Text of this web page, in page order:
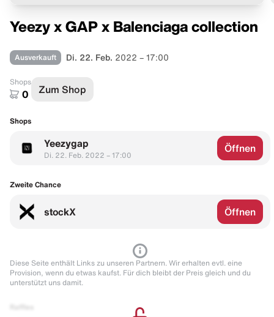
Yeezy x GAP x Balenciaga collection
Ausverkauft Di. 22. Feb. 2022 – 17:00
Shops
0 Zum Shop
Shops
Yeezygap
Di. 22. Feb. 2022 – 17:00
Öffnen
Zweite Chance
stockX Öffnen
Diese Seite enthält Links zu unseren Partnern. Wir erhalten evtl. eine
Provision, wenn du etwas kaufst. Für dich bleibt der Preis gleich und du
unterstützt uns damit.